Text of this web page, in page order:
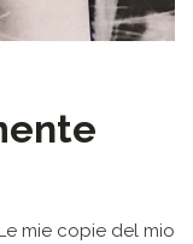
mie copie del mio